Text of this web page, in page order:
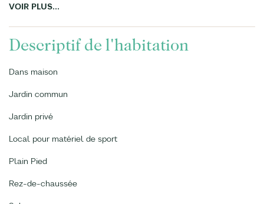
VOIR PLUS...
Descriptif de l'habitation
Dans maison
Jardin commun
Jardin privé
Local pour matériel de sport
Plain Pied
Rez-de-chaussée